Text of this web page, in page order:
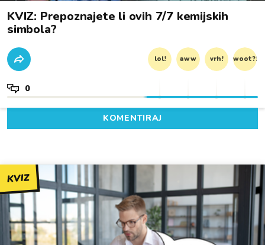
KVIZ: Prepoznajete li ovih 7/7 kemijskih
simbola?
lol! aww vrh! woot?!
0
KOMENTIRAJ
KVIZ